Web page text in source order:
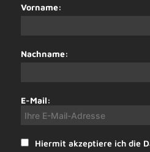
Vorname:
Nachname:
E-Mail:
Hiermit akzeptiere ich die